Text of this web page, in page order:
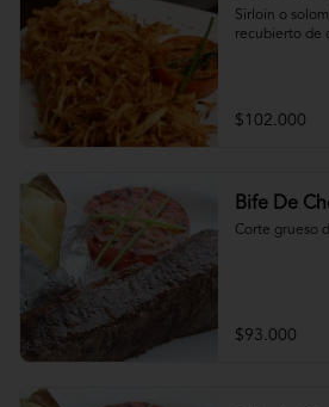
Sirloin o
recubierto de
$102.000
Bife De
Corte grueso
$93.000